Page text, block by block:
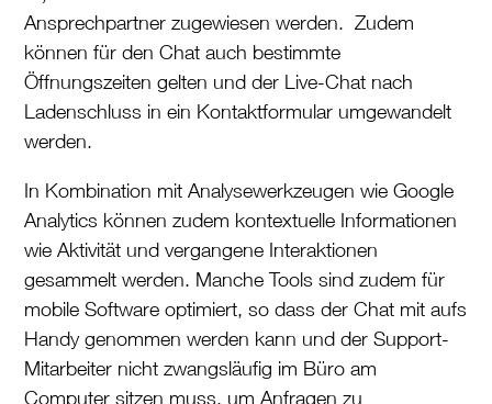
Ansprechpartner zugewiesen werden. Zudem
können für den Chat auch bestimmte
Öffnungszeiten gelten und der Live-Chat nach
Ladenschluss in ein Kontaktformular umgewandelt
werden.
In Kombination mit Analysewerkzeugen wie Google
Analytics können zudem kontextuelle Informationen
wie Aktivität und vergangene Interaktionen
gesammelt werden. Manche Tools sind zudem für
mobile Software optimiert, so dass der Chat mit aufs
Handy genommen werden kann und der Support-
Mitarbeiter nicht zwangsläufig im Büro am
Computer sitzen muss, um Anfragen zu